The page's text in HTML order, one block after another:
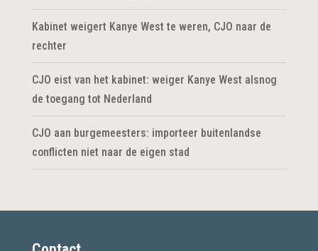
Kabinet weigert Kanye West te weren, CJO naar de
rechter
CJO eist van het kabinet: weiger Kanye West alsnog
de toegang tot Nederland
CJO aan burgemeesters: importeer buitenlandse
conflicten niet naar de eigen stad